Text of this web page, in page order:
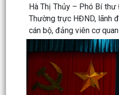
Hà Thị Thủy – Phó Bí thư
Thường trực HĐND, lãnh
cán bộ, đảng viên cơ